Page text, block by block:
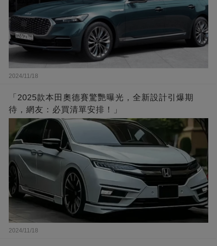
2024/11/18
「2025款本田奧德賽驚艷曝光，全新設計引爆期
待，網友：必買清單安排！」
2024/11/18